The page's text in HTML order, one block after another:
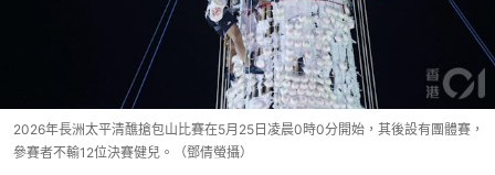
2026年長洲太平清醮搶包山比賽在5月25日凌晨0時0分開始，其後設有團體賽，
參賽者不輸12位決賽健兒。（鄧倩螢攝）